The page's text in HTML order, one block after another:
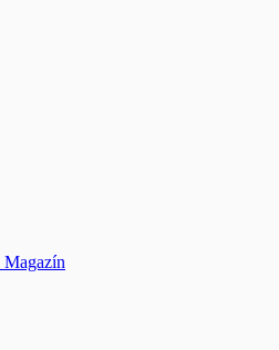
Magazín